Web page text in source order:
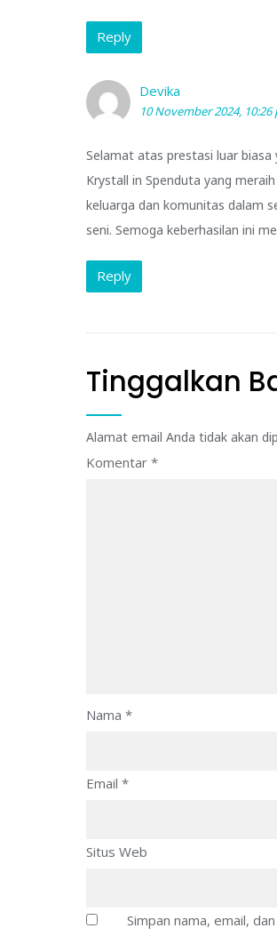
Reply
Devika
10 November 2024, 10:26
Selamat atas prestasi luar biasa
Krystall in Spenduta yang
keluarga dan komunitas dalam
seni. Semoga keberhasilan ini
Reply
Tinggalkan
Alamat email Anda tidak akan
Komentar *
Nama *
Email *
Situs Web
Simpan nama, email,